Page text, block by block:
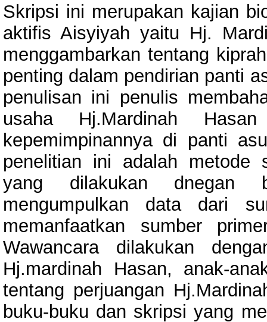
Skripsi ini merupakan kajian
aktifis Aisyiyah yaitu Hj.
menggambarkan tentang
penting dalam pendirian panti
penulisan ini penulis
usaha Hj.Mardinah
kepemimpinannya di panti
penelitian ini adalah metode
yang dilakukan dnegan
mengumpulkan data dari
memanfaatkan sumber
Wawancara dilakukan
Hj.mardinah Hasan, anak-
tentang perjuangan
buku-buku dan skripsi yang